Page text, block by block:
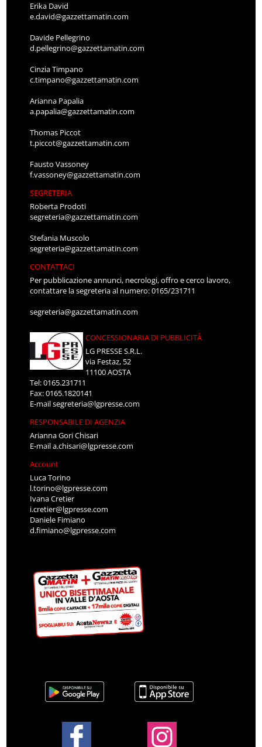
Erika David
e.david@gazzettamatin.com
Davide Pellegrino
d.pellegrino@gazzettamatin.com
Cinzia Timpano
c.timpano@gazzettamatin.com
Arianna Papalia
a.papalia@gazzettamatin.com
Thomas Piccot
t.piccot@gazzettamatin.com
Fausto Vassoney
f.vassoney@gazzettamatin.com
SEGRETERIA
Roberta Prodoti
segreteria@gazzettamatin.com
Stefania Muscolo
segreteria@gazzettamatin.com
CONTATTACI
Per pubblicazione annunci, necrologi, offro e cerco lavoro,
contattare la segreteria al numero: 0165/231711
segreteria@gazzettamatin.com
CONCESSIONARIA DI PUBBLICITÀ
LG PRESSE S.R.L.
via Festaz, 52
11100 AOSTA
Tel: 0165.231711
Fax: 0165.1820141
E-mailsegreteria@lgpresse.com
RESPONSABILE DI AGENZIA
Arianna Gori Chisari
E-maila.chisari@lgpresse.com
Account
Luca Torino
l.torino@lgpresse.com
Ivana Cretier
i.cretier@lgpresse.com
Daniele Fimiano
d.fimiano@lgpresse.com